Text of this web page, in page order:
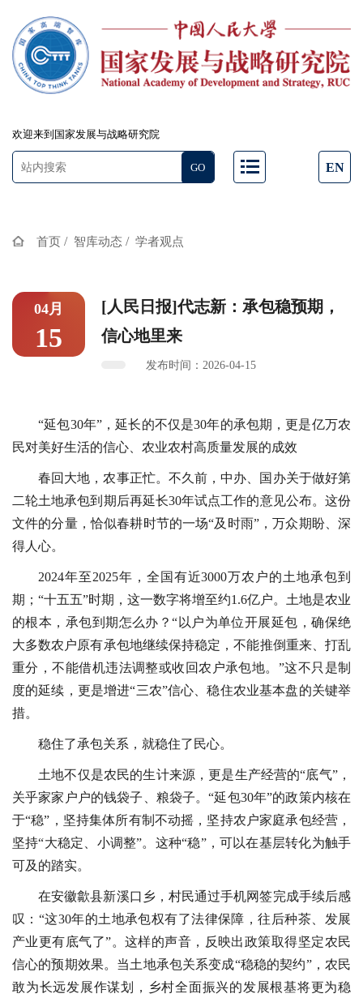
欢迎来到国家发展与战略研究院
EN
首页 / 智库动态 / 学者观点
04月
15
[人民日报]代志新：承包稳预期，
信心地里来
发布时间：2026-04-15
“延包30年”，延长的不仅是30年的承包期，更是亿万农
民对美好生活的信心、农业农村高质量发展的成效
春回大地，农事正忙。不久前，中办、国办关于做好第
二轮土地承包到期后再延长30年试点工作的意见公布。这份
文件的分量，恰似春耕时节的一场“及时雨”，万众期盼、深
得人心。
2024年至2025年，全国有近3000万农户的土地承包到
期；“十五五”时期，这一数字将增至约1.6亿户。土地是农业
的根本，承包到期怎么办？“以户为单位开展延包，确保绝
大多数农户原有承包地继续保持稳定，不能推倒重来、打乱
重分，不能借机违法调整或收回农户承包地。”这不只是制
度的延续，更是增进“三农”信心、稳住农业基本盘的关键举
措。
稳住了承包关系，就稳住了民心。
土地不仅是农民的生计来源，更是生产经营的“底气”，
关乎家家户户的钱袋子、粮袋子。“延包30年”的政策内核在
于“稳”，坚持集体所有制不动摇，坚持农户家庭承包经营，
坚持“大稳定、小调整”。这种“稳”，可以在基层转化为触手
可及的踏实。
在安徽歙县新溪口乡，村民通过手机网签完成手续后感
叹：“这30年的土地承包权有了法律保障，往后种茶、发展
产业更有底气了”。这样的声音，反映出政策取得坚定农民
信心的预期效果。当土地承包关系变成“稳稳的契约”，农民
敢为长远发展作谋划，乡村全面振兴的发展根基将更为稳